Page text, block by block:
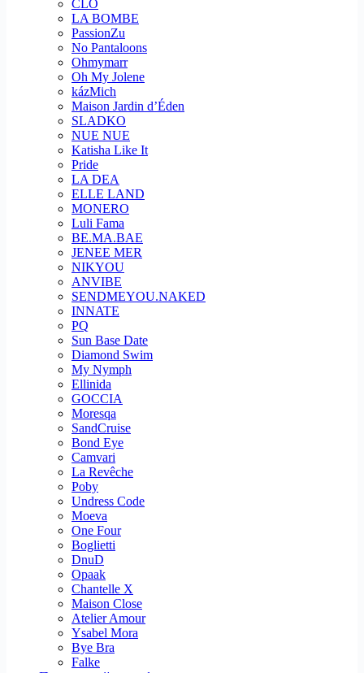
CLO
LA BOMBE
PassionZu
No Pantaloons
Ohmymarr
Oh My Jolene
kázMich
Maison Jardin d’Éden
SLADKO
NUE NUE
Katisha Like It
Pride
LA DEA
ELLE LAND
MONERO
Luli Fama
BE.MA.BAE
JENEE MER
NIKYOU
ANVIBE
SENDMEYOU.NAKED
INNATE
PQ
Sun Base Date
Diamond Swim
My Nymph
Ellinida
GOCCIA
Moresqa
SandCruise
Bond Eye
Camvari
La Revêche
Poby
Undress Code
Moeva
One Four
Boglietti
DnuD
Opaak
Chantelle X
Maison Close
Atelier Amour
Ysabel Mora
Bye Bra
Falke